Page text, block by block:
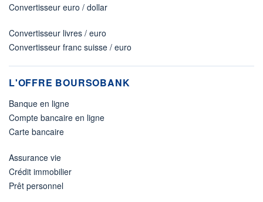
Convertisseur euro / dollar
Convertisseur livres / euro
Convertisseur franc suisse / euro
L'OFFRE BOURSOBANK
Banque en ligne
Compte bancaire en ligne
Carte bancaire
Assurance vie
Crédit immobilier
Prêt personnel